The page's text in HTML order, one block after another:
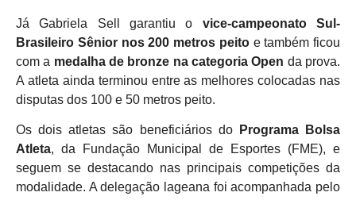
Já Gabriela Sell garantiu o vice-campeonato Sul-
Brasileiro Sênior nos 200 metros peitoe também ficou
com a medalha de bronze na categoria Open da prova.
A atleta ainda terminou entre as melhores colocadas nas
disputas dos 100 e 50 metros peito.
Os dois atletas são beneficiários do
Programa Bolsa
Atleta, da Fundação Municipal de Esportes (FME), e
seguem se destacando nas principais competições da
modalidade. A delegação lageana foi acompanhada pelo